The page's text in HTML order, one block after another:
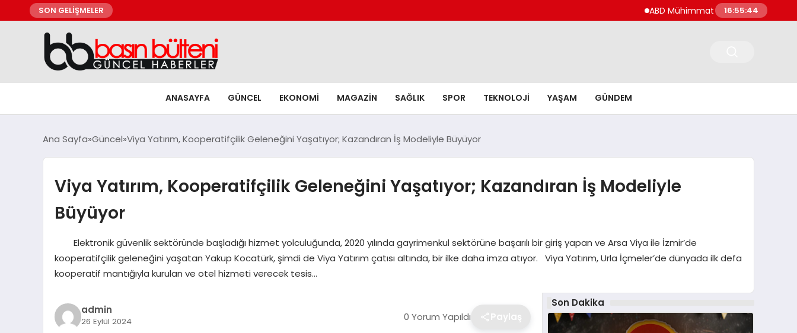
SON GELİŞMELER ABD Mühimmat Stokları İran’ı16:55:45
ANASAYFA GÜNCEL EKONOMI MAGAZIN SAĞLIK SPOR TEKNOLOJI YAŞAM GÜNDEM
Ana Sayfa Güncel Viya Yatırım, Kooperatifçilik Geleneğini Yaşatıyor; Kazandıran İş Modeliyle Büyüyor
Viya Yatırım, Kooperatifçilik Geleneğini Yaşatıyor; Kazandıran İş Modeliyle
Büyüyor
Elektronik güvenlik sektöründe başladığı hizmet yolculuğunda, 2020 yılında gayrimenkul sektörüne başarılı bir giriş yapan ve Arsa Viya ile İzmir’de
kooperatifçilik geleneğini yaşatan Yakup Kocatürk, şimdi de Viya Yatırım çatısı altında, bir ilke daha imza atıyor. Viya Yatırım, Urla İçmeler’de dünyada ilk defa
kooperatif mantığıyla kurulan ve otel hizmeti verecek tesis…
admin
26 Eylül 2024 0 Yorum Yapıldı Paylaş
Son Dakika